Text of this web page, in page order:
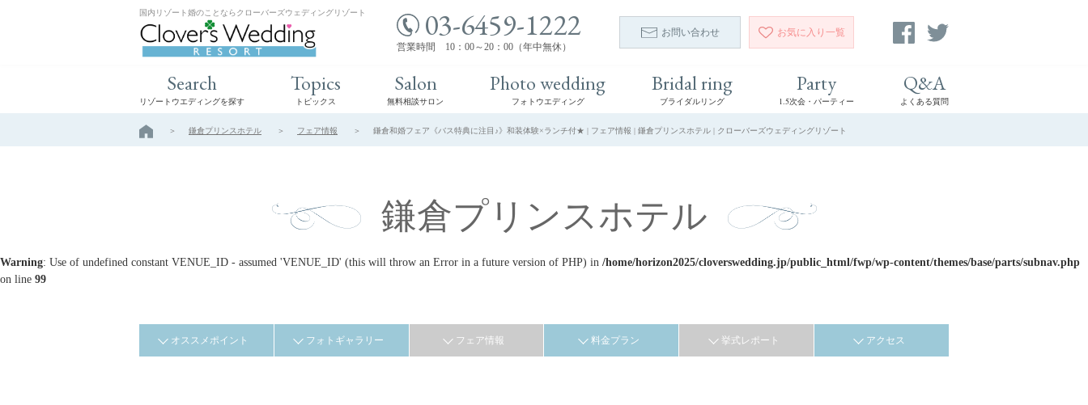
国内リゾート婚のことならクローバーズウェディングリゾート 03-6459-1222
営業時間 10：00～20：00（年中無休）
お問い合わせ お気に入り 一覧
Search
リゾートウエディングを探す
Topics
トピックス
Salon
無料相談サロン
Photo wedding
フォトウエディング
Bridal ring
ブライダルリング
Party
1.5次会・パーティー
Q&A
よくある質問
鎌倉プリンスホテル フェア情報 鎌倉和婚フェア《バス特典に注目♪》和装体験×ランチ付★ | フェア情報 | 鎌倉プリンスホテル | クローバーズウェディングリゾート
鎌倉プリンスホテル
Warning: Use of undefined constant VENUE_ID - assumed 'VENUE_ID' (this will throw an Error in a future version of PHP) in /home/horizon2025/cloverswedding.jp/public_html/fwp/wp-content/themes/base/parts/subnav.php
on line 99
オススメポイント フォトギャラリー フェア情報 料金プラン 挙式レポート アクセス